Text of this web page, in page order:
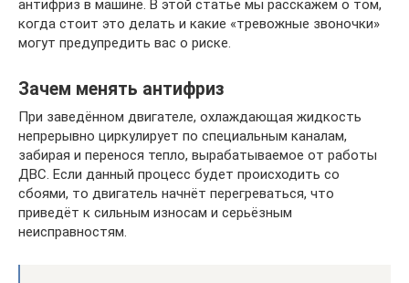
антифриз в машине. В этой статье мы расскажем о том,
когда стоит это делать и какие «тревожные звоночки»
могут предупредить вас о риске.
Зачем менять антифриз
При заведённом двигателе, охлаждающая жидкость
непрерывно циркулирует по специальным каналам,
забирая и перенося тепло, вырабатываемое от работы
ДВС. Если данный процесс будет происходить со
сбоями, то двигатель начнёт перегреваться, что
приведёт к сильным износам и серьёзным
неисправностям.